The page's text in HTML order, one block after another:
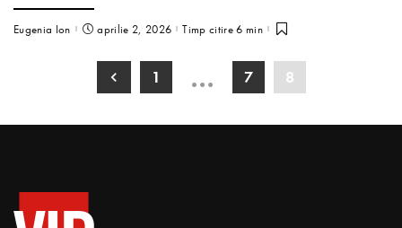
Eugenia Ion aprilie 2, 2026 Timp citire 6 min
1 … 7 8